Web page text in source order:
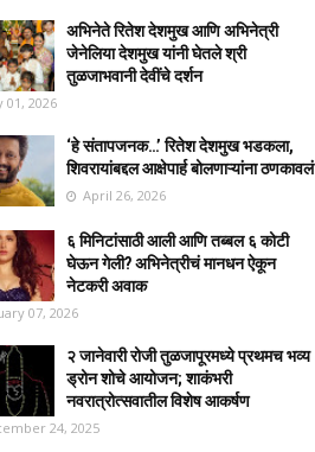
अभिनेते रितेश देशमुख आणि अभिनेत्री
जेनेलिया देशमुख यांनी घेतले श्री
तुळजाभवानी देवींचे दर्शन
01, 2026
‘हे संतापजनक…’ रितेश देशमुख भडकला,
शिवरायांबद्दल आक्षेपार्ह बोलणाऱ्यांना ठणकावलं
April 26, 2026
६ मिनिटांसाठी आली आणि तब्बल ६ कोटी
घेऊन गेली? अभिनेत्रीचं मानधन ऐकून
नेटकरी अवाक
07, 2026
२ जानेवारी रोजी तुळजापूरमध्ये प्रथमच भव्य
ड्रोन शोचे आयोजन; शाकंभरी
नवरात्रोत्सवातील विशेष आकर्षण
24, 2025